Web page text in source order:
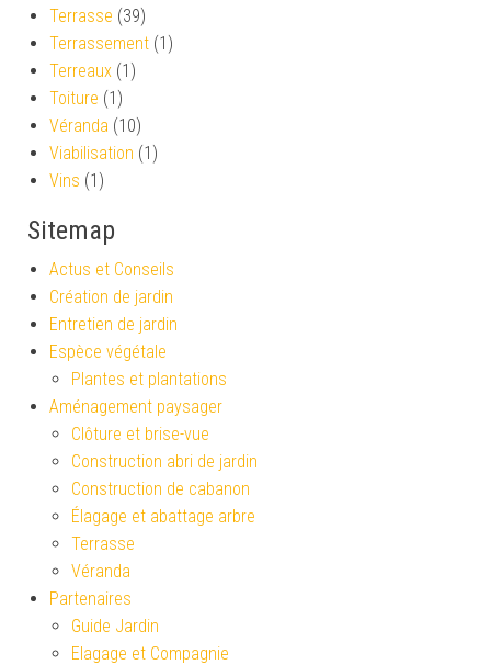
Terrasse (39)
Terrassement (1)
Terreaux (1)
Toiture (1)
Véranda (10)
Viabilisation (1)
Vins (1)
Sitemap
Actus et Conseils
Création de jardin
Entretien de jardin
Espèce végétale
Plantes et plantations
Aménagement paysager
Clôture et brise-vue
Construction abri de jardin
Construction de cabanon
Élagage et abattage arbre
Terrasse
Véranda
Partenaires
Guide Jardin
Elagage et Compagnie